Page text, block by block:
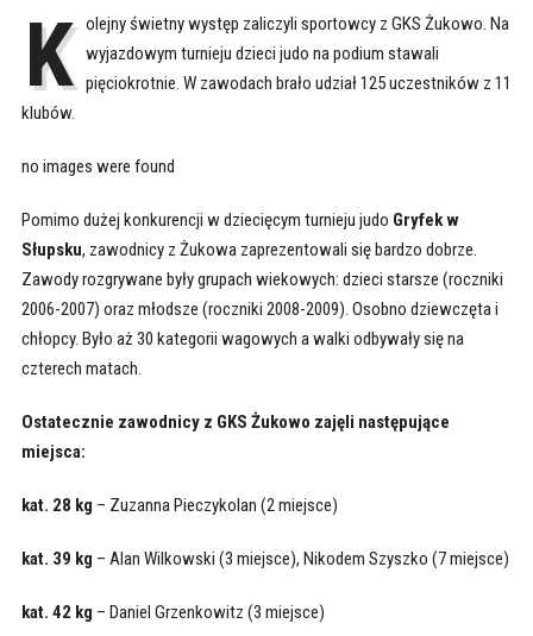
K olejny świetny występ zaliczyli sportowcy z GKS Żukowo. Na
wyjazdowym turnieju dzieci judo na podium stawali
pięciokrotnie. W zawodach brało udział 125 uczestników z 11
klubów.
no images were found
Pomimo dużej konkurencji w dziecięcym turnieju judo Gryfek w
Słupsku, zawodnicy z Żukowa zaprezentowali się bardzo dobrze.
Zawody rozgrywane były grupach wiekowych: dzieci starsze (roczniki
2006-2007) oraz młodsze (roczniki 2008-2009). Osobno dziewczęta i
chłopcy. Było aż 30 kategorii wagowych a walki odbywały się na
czterech matach.
Ostatecznie zawodnicy z GKS Żukowo zajęli następujące
miejsca:
kat. 28 kg – Zuzanna Pieczykolan (2 miejsce)
kat. 39 kg – Alan Wilkowski (3 miejsce), Nikodem Szyszko (7 miejsce)
kat. 42 kg – Daniel Grzenkowitz (3 miejsce)